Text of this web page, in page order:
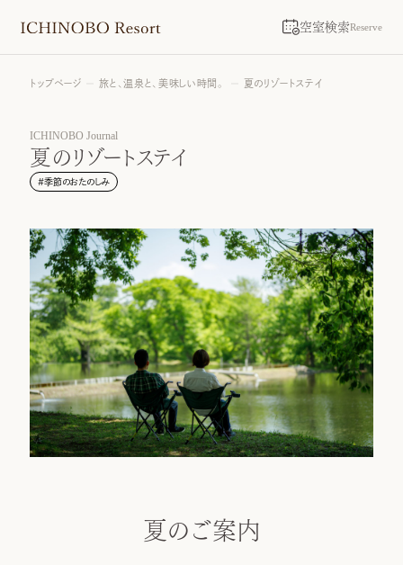
空室検索Reserve
トップページ 旅と、温泉と、美味しい時間。 夏のリゾートステイ
ICHINOBO Journal
夏のリゾートステイ
#季節のおたのしみ
夏のご案内